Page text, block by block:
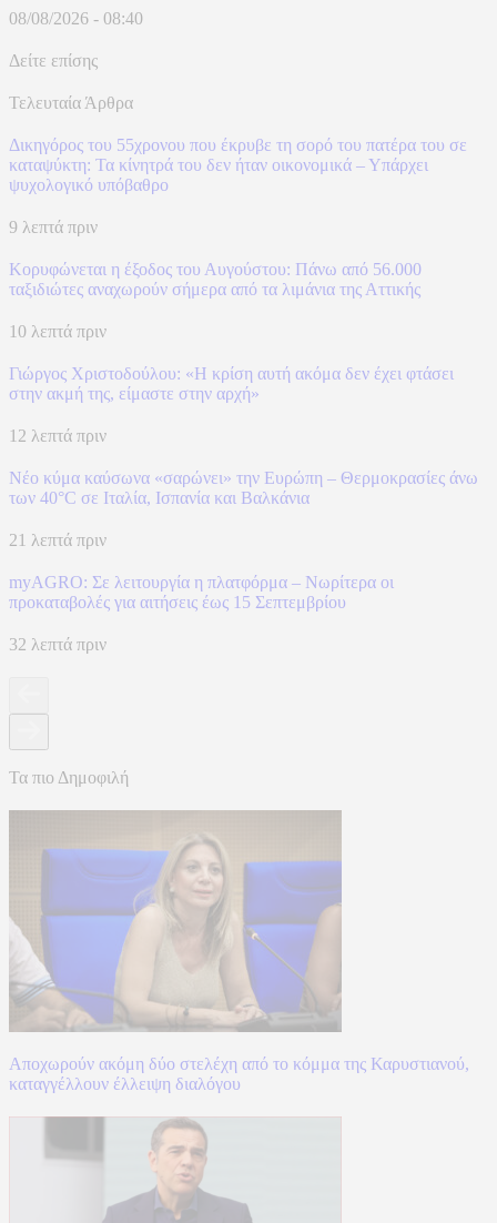
08/08/2026 - 08:40
Δείτε επίσης
Τελευταία Άρθρα
Δικηγόρος του 55χρονου που έκρυβε τη σορό του πατέρα του σε
καταψύκτη: Τα κίνητρά του δεν ήταν οικονομικά – Υπάρχει
ψυχολογικό υπόβαθρο
9 λεπτά πριν
Κορυφώνεται η έξοδος του Αυγούστου: Πάνω από 56.000
ταξιδιώτες αναχωρούν σήμερα από τα λιμάνια της Αττικής
10 λεπτά πριν
Γιώργος Χριστοδούλου: «Η κρίση αυτή ακόμα δεν έχει φτάσει
στην ακμή της, είμαστε στην αρχή»
12 λεπτά πριν
Νέο κύμα καύσωνα «σαρώνει» την Ευρώπη – Θερμοκρασίες άνω
των 40°C σε Ιταλία, Ισπανία και Βαλκάνια
21 λεπτά πριν
myAGRO: Σε λειτουργία η πλατφόρμα – Νωρίτερα οι
προκαταβολές για αιτήσεις έως 15 Σεπτεμβρίου
32 λεπτά πριν
Τα πιο Δημοφιλή
Αποχωρούν ακόμη δύο στελέχη από το κόμμα της Καρυστιανού,
καταγγέλλουν έλλειψη διαλόγου